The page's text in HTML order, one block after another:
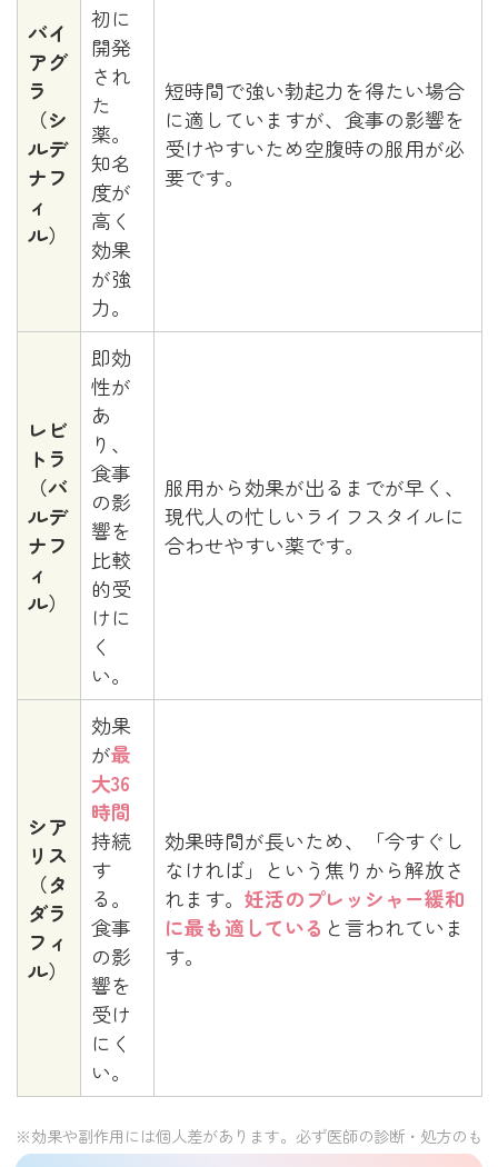
バイ
アグ
ラ
（シ
ルデ
ナフ
ィ
ル）
初に
開発
され
た
薬。
知名
度が
高く
効果
が強
力。
短時間で強い勃起力を得たい場合
に適していますが、食事の影響を
受けやすいため空腹時の服用が必
要です。
レビ
トラ
（バ
ルデ
ナフ
ィ
ル）
即効
性が
あ
り、
食事
の影
響を
比較
的受
けに
く
い。
服用から効果が出るまでが早く、
現代人の忙しいライフスタイルに
合わせやすい薬です。
シア
リス
（タ
ダラ
フィ
ル）
効果
が最
大36
時間
持続
す
る。
食事
の影
響を
受け
にく
い。
効果時間が長いため、「今すぐし
なければ」という焦りから解放さ
れます。妊活のプレッシャー緩和
に最も適している と言われていま
す。
※効果や副作用には個人差があります。必ず医師の診断・処方のも